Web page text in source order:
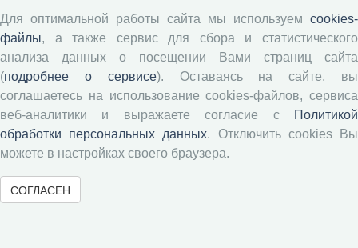
Форма рецензии
Журналы ВолНЦ РАН
Экономические и социальные перемены
Проблемы развития территории
Вопросы территориального развития
Социальное пространство
Юный экономист
Для оптимальной работы сайта мы используем cookies-
файлы, а также сервис для сбора и статистического
анализа данных о посещении Вами страниц сайта
(подробнее о сервисе). Оставаясь на сайте, вы
соглашаетесь на использование cookies-файлов, сервиса
веб-аналитики и выражаете согласие с
Политикой
обработки персональных данных. Отключить cookies Вы
можете в настройках своего браузера.
СОГЛАСЕН